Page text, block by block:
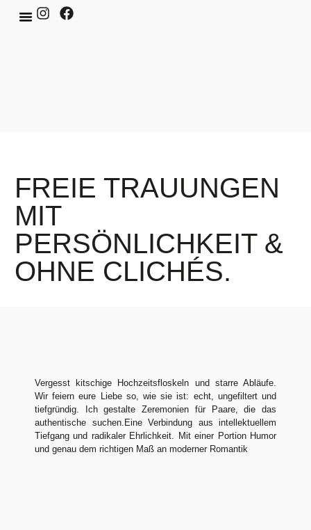
FREIE TRAUUNGEN
MIT
PERSÖNLICHKEIT &
OHNE CLICHÉS.
Vergesst kitschige Hochzeitsfloskeln und starre Abläufe.
Wir feiern eure Liebe so, wie sie ist: echt, ungefiltert und
tiefgründig.
Ich gestalte Zeremonien für Paare, die das
authentische suchen.Eine Verbindung aus intellektuellem
Tiefgang und radikaler Ehrlichkeit. Mit einer Portion Humor
und genau dem richtigen Maß an moderner Romantik